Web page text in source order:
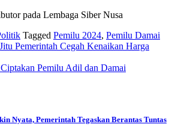
pada Lembaga Siber Nusa
Tagged Pemilu 2024, Pemilu Damai
Pemerintah Cegah Kenaikan Harga
Pemilu Adil dan Damai
Nyata, Pemerintah Tegaskan Berantas Tuntas